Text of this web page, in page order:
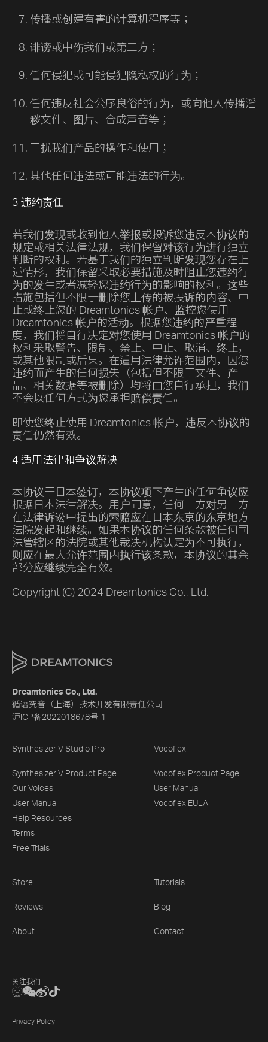
传播或创建有害的计算机程序等；
诽谤或中伤我们或第三方；
任何侵犯或可能侵犯隐私权的行为；
任何违反社会公序良俗的行为，或向他人传播淫
秽文件、图片、合成声音等；
干扰我们产品的操作和使用；
其他任何违法或可能违法的行为。
3 违约责任
若我们发现或收到他人举报或投诉您违反本协议的
规定或相关法律法规，我们保留对该行为进行独立
判断的权利。若基于我们的独立判断发现您存在上
述情形，我们保留采取必要措施及时阻止您违约行
为的发生或者减轻您违约行为的影响的权利。这些
措施包括但不限于删除您上传的被投诉的内容、中
止或终止您的 Dreamtonics 帐户、监控您使用
Dreamtonics 帐户的活动。根据您违约的严重程
度，我们将自行决定对您使用 Dreamtonics 帐户的
权利采取警告、限制、禁止、中止、取消、终止，
或其他限制或后果。在适用法律允许范围内，因您
违约而产生的任何损失（包括但不限于文件、产
品、相关数据等被删除）均将由您自行承担，我们
不会以任何方式为您承担赔偿责任。
即使您终止使用 Dreamtonics 帐户，违反本协议的
责任仍然有效。
4 适用法律和争议解决
本协议于日本签订，本协议项下产生的任何争议应
根据日本法律解决。用户同意，任何一方对另一方
在法律诉讼中提出的索赔应在日本东京的东京地方
法院发起和继续。如果本协议的任何条款被任何司
法管辖区的法院或其他裁决机构认定为不可执行，
则应在最大允许范围内执行该条款，本协议的其余
部分应继续完全有效。
Copyright (C) 2024 Dreamtonics Co., Ltd.
Dreamtonics Co., Ltd.
循语究音（上海）技术开发有限责任公司
沪ICP备2022018678号-1
Synthesizer V Studio Pro
Synthesizer V Product Page
Our Voices
User Manual
Help Resources
Terms
Free Trials
Vocoflex
Vocoflex Product Page
User Manual
Vocoflex EULA
Store Tutorials
Reviews Blog
About Contact
Privacy Policy
关注我们